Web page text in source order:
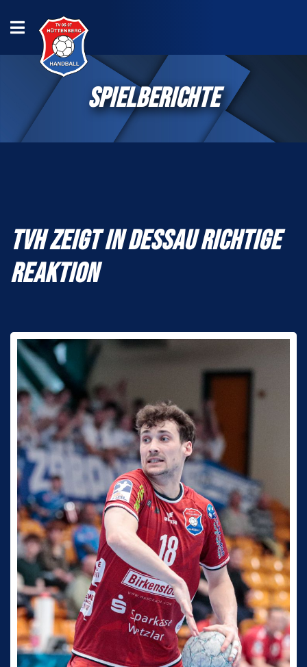
SPIELBERICHTE
TVH ZEIGT IN DESSAU RICHTIGE
REAKTION